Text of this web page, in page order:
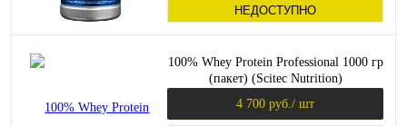
НЕДОСТУПНО
100% Whey Protein Professional 1000 гр
(пакет) (Scitec Nutrition)
4 700 руб. / шт